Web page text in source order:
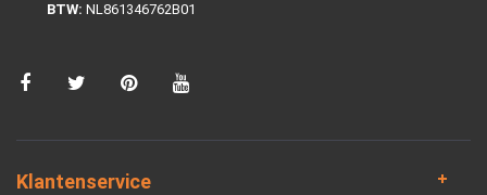
BTW: NL861346762B01
Klantenservice